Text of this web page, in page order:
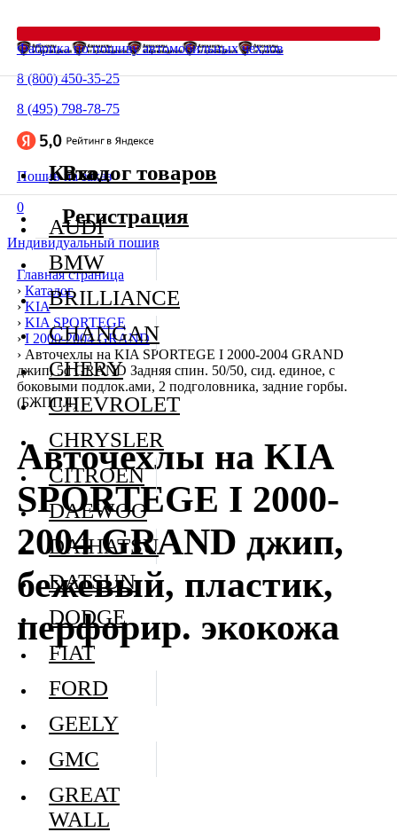
Фабрика по пошиву автомобильных чехлов
8 (800) 450-35-25
8 (495) 798-78-75
Пошив на заказ
0
Индивидуальный пошив
Главная страница
› Каталог
› KIA
› KIA SPORTEGE
› I 2000-2004 GRAND
› Авточехлы на KIA SPORTEGE I 2000-2004 GRAND
джип, 5d GRAND Задняя спин. 50/50, сид. единое, с
боковыми подлок.ами, 2 подголовника, задние горбы.
(БЖППЛ)
Авточехлы на KIA
SPORTEGE I 2000-
2004 GRAND джип,
бежевый, пластик,
перфорир. экокожа
Каталог товаров
AUDI
BMW
BRILLIANCE
CHANGAN
CHERY
CHEVROLET
CHRYSLER
CITROEN
DAEWOO
DAIHATSU
DATSUN
DODGE
FIAT
FORD
GEELY
GMC
GREAT
WALL
Вход
Регистрация